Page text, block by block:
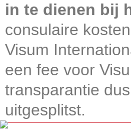
in te dienen bij
consulaire
Visum
een fee voor
transparantie
uitgesplitst.